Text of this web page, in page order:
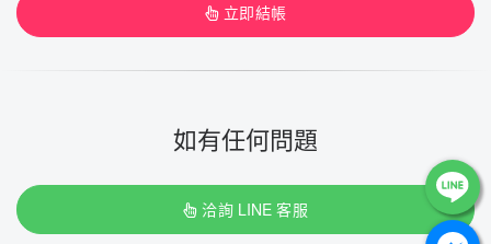
立即結帳
如有任何問題
洽詢 LINE 客服